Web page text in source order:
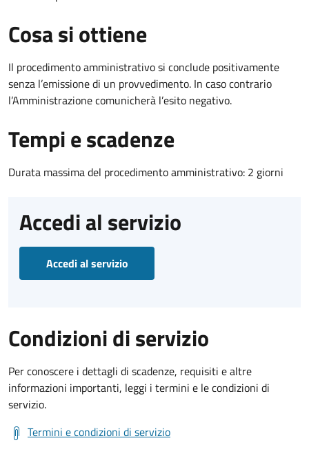
Cosa si ottiene
Il procedimento amministrativo si conclude positivamente
senza l’emissione di un provvedimento. In caso contrario
l’Amministrazione comunicherà l’esito negativo.
Tempi e scadenze
Durata massima del procedimento amministrativo: 2 giorni
Accedi al servizio
Accedi al servizio
Condizioni di servizio
Per conoscere i dettagli di scadenze, requisiti e altre
informazioni importanti, leggi i termini e le condizioni di
servizio.
Termini e condizioni di servizio